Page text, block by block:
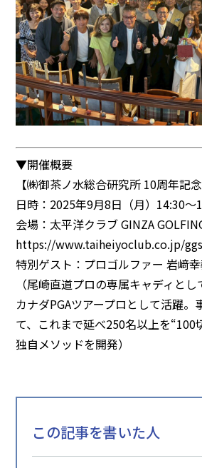
▼開催概要
【㈱御茶ノ水総合研究所 10周年記
日時：2025年9月8日（月）14:30〜
会場：太平洋クラブ GINZA
https://www.taiheiyoclub.co.jp/
特別ゲスト：プロゴルファー 岩﨑
（尾崎直道プロの専属キャディとし
カナダPGAツアープロとして活躍。
て、これまで延べ250名以上を“100
独自メソッドを開発）
この記事を書いた人